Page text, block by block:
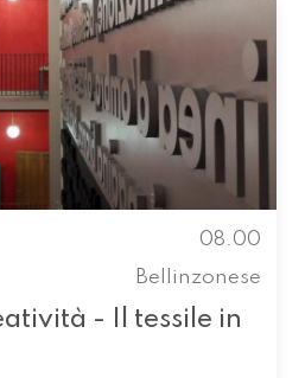
08.00
Bellinzonese
- Il tessile in